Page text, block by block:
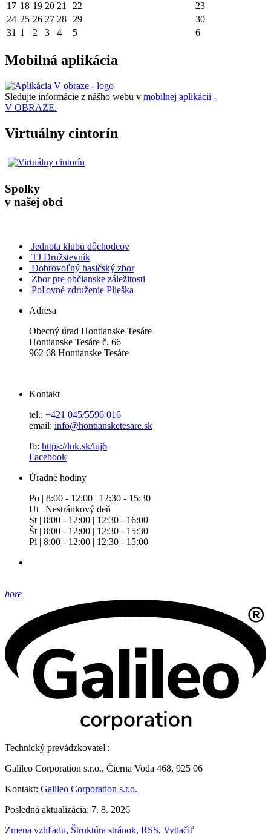
17 18 19 20 21 22
23
24 25 26 27 28 29
30
31 1 2 3 4 5 6
Mobilná aplikácia
Sledujte informácie z nášho webu v mobilnej aplikácii -
V OBRAZE.
Virtuálny cintorín
Spolky
v našej obci
Jednota klubu dôchodcov
TJ Družstevník
Dobrovoľný hasičský zbor
Zbor pre občianske záležitosti
Poľovné združenie Plieška
Adresa
Obecný úrad Hontianske Tesáre
Hontianske Tesáre č. 66
962 68 Hontianske Tesáre
Kontakt
tel.: +421 045/5596 016
email: info@hontiansketesare.sk
fb: https://lnk.sk/luj6
Facebook
Úradné hodiny
Po | 8:00 - 12:00 | 12:30 - 15:30
Ut | Nestránkový deň
St | 8:00 - 12:00 | 12:30 - 16:00
Št | 8:00 - 12:00 | 12:30 - 15:30
Pi | 8:00 - 12:00 | 12:30 - 15:00
hore
Technický prevádzkovateľ:
Galileo Corporation s.r.o., Čierna Voda 468, 925 06
Kontakt: Galileo Corporation s.r.o.
Posledná aktualizácia: 7. 8. 2026
Zmena vzhľadu, Štruktúra stránok, RSS, Vytlačiť